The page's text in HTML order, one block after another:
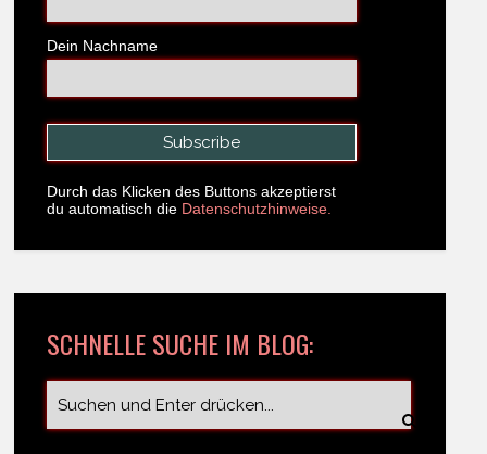
Dein Nachname
Durch das Klicken des Buttons akzeptierst
du automatisch die Datenschutzhinweise.
SCHNELLE SUCHE IM BLOG: